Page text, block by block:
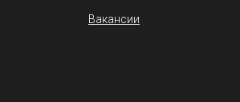
Вакансии